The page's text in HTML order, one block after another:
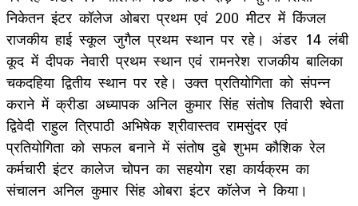
निकेतन इंटर कॉलेज ओबरा प्रथम एवं 200 मीटर में किंजल
राजकीय हाई स्कूल जुगैल प्रथम स्थान पर रहे। अंडर 14 लंबी
कूद में दीपक नेवारी प्रथम स्थान एवं रामनरेश राजकीय बालिका
चकदहिया द्वितीय स्थान पर रहे। उक्त प्रतियोगिता को संपन्न
कराने में क्रीडा अध्यापक अनिल कुमार सिंह संतोष तिवारी श्वेता
द्विवेदी राहुल त्रिपाठी अभिषेक श्रीवास्तव रामसुंदर एवं
प्रतियोगिता को सफल बनाने में संतोष दुबे शुभम कौशिक रेल
कर्मचारी इंटर कालेज चोपन का सहयोग रहा कार्यक्रम का
संचालन अनिल कुमार सिंह ओबरा इंटर कॉलेज ने किया।